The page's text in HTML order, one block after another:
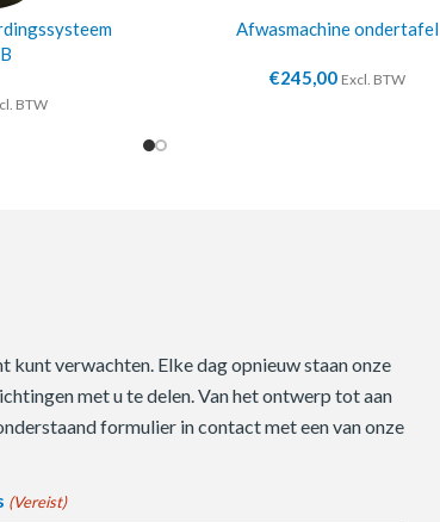
BTW
Afwasmachine ondertafel
€245,00 Excl. BTW
kunt verwachten. Elke dag opnieuw staan onze
met u te delen. Van het ontwerp tot aan
formulier in contact met een van onze
(Vereist)